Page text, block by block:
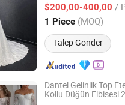
$200,00-400,00 /
1 Piece (MOQ)
Talep Gönder
Fiyat 2026
Dantel Gelinlik Top
Kollu Düğün Elbisesi
Apparel Co., Ltd.